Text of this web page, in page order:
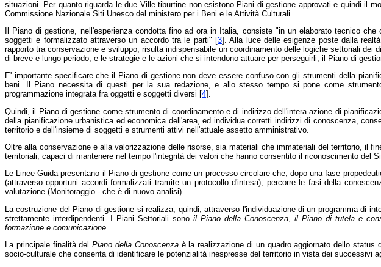
situazioni. Per quanto riguarda le due Ville tiburtine non esistono Piani di gestione approvati e quindi il
Commissione Nazionale Siti Unesco del ministero per i Beni e le Attività Culturali.
Il Piano di gestione, nell'esperienza condotta fino ad ora in Italia, consiste "in un elaborato tecnico
soggetti e formalizzato attraverso un accordo tra le parti" [3]. Alla luce delle esigenze poste dalla
rapporto tra conservazione e sviluppo, risulta indispensabile un coordinamento delle logiche settoriali
di breve e lungo periodo, e le strategie e le azioni che si intendono attuare per perseguirli, il Piano di
E' importante specificare che il Piano di gestione non deve essere confuso con gli strumenti della
beni. Il Piano necessita di questi per la sua redazione, e allo stesso tempo si pone come
programmazione integrata fra oggetti e soggetti diversi [4].
Quindi, il Piano di gestione come strumento di coordinamento e di indirizzo dell'intera azione di
della pianificazione urbanistica ed economica dell'area, ed individua corretti indirizzi di conoscenza,
territorio e dell'insieme di soggetti e strumenti attivi nell'attuale assetto amministrativo.
Oltre alla conservazione e alla valorizzazione delle risorse, sia materiali che immateriali del territorio, il
territoriali, capaci di mantenere nel tempo l'integrità dei valori che hanno consentito il riconoscimento del
Le Linee Guida presentano il Piano di gestione come un processo circolare che, dopo una fase
(attraverso opportuni accordi formalizzati tramite un protocollo d'intesa), percorre le fasi della
valutazione (Monitoraggio - che è di nuovo analisi).
La costruzione del Piano di gestione si realizza, quindi, attraverso l'individuazione di un programma di
strettamente interdipendenti. I Piani Settoriali sono il Piano della Conoscenza
il Piano di tutela e
formazione e comunicazione.
La principale finalità delPiano della Conoscenzaè la realizzazione di un quadro aggiornato dello status
socio-culturale che consenta di identificare le potenzialità inespresse del territorio in vista dei successivi